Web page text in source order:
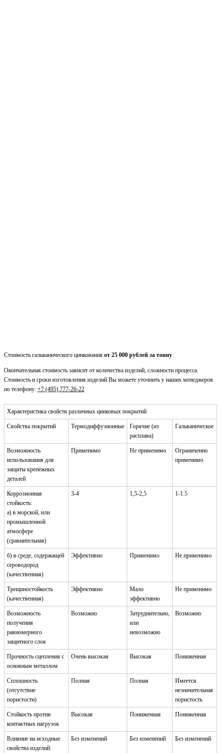
Стоимость гальванического цинкования от 25 000 рублей за тонну.
Окончательная стоимость зависит от количества изделий, сложности процесса.
Стоимость и сроки изготовления изделий Вы можете уточнить у наших менеджеров
по телефону: +7 (495) 777-26-22
Характеристика свойств различных цинковых покрытий
Свойства покрытий Термодиффузионные
Горячие (из
расплава)
Гальваническое
Возможность
использования для
защиты крепёжных
деталей
Применимо Не применимо
Ограниченно
применимо
Коррозионная
стойкость:
а) в морской, или
промышленной
атмосфере
(сравнительная)
3-4 1,5-2,5 1-1.5
б) в среде, содержащей
сероводород
(качественная)
Эффективно Применимо Не применимо
Трещиностойкость
(качественная)
Эффективно
Мало
эффективно
Не применимо
Возможность
получения
равномерного
защитного слоя
Возможно
Затруднительно,
или
невозможно
Возможно
Прочность сцепления с
основным металлом
Очень высокая Высокая Пониженная
Сплошность
(отсутствие
пористости)
Полная Полная
Имеется
незначительная
пористость
Стойкость против
контактных нагрузок
Высокая Пониженная Пониженная
Влияние на исходные
свойства изделий:
Без изменений Без изменений Без изменений